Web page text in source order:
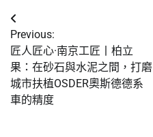
文
章
導
覽
Previous:
匠人匠心·南京工匠丨柏立
果：在砂石與水泥之間，打磨
城市扶植OSDER奧斯德德系
車的精度